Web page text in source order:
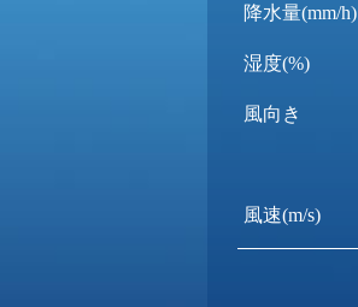
降水量(mm/h)
湿度(%)
風向き
風速(m/s)